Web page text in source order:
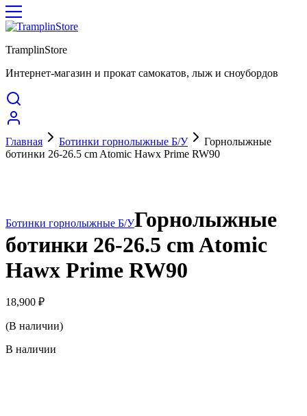
TramplinStore
Интернет-магазин и прокат самокатов, лыж и сноубордов
Главная Ботинки горнолыжные Б/У
Горнолыжные
ботинки 26-26.5 cm Atomic Hawx Prime RW90
Ботинки горнолыжные Б/УГорнолыжные
ботинки 26-26.5 cm Atomic
Hawx Prime RW90
18,900 ₽
(В наличии)
В наличии